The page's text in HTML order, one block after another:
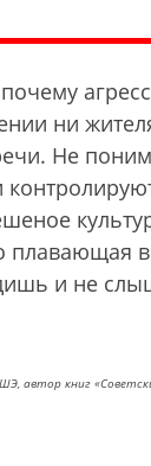
ни
Не
плавающая
и не
автор книг